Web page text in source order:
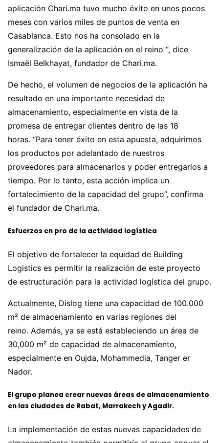
aplicación Chari.ma tuvo mucho éxito en unos pocos
meses con varios miles de puntos de venta en
Casablanca. Esto nos ha consolado en la
generalización de la aplicación en el reino “, dice
Ismaël Belkhayat, fundador de Chari.ma.
De hecho, el volumen de negocios de la aplicación ha
resultado en una importante necesidad de
almacenamiento, especialmente en vista de la
promesa de entregar clientes dentro de las 18
horas. “Para tener éxito en esta apuesta, adquirimos
los productos por adelantado de nuestros
proveedores para almacenarlos y poder entregarlos a
tiempo. Por lo tanto, esta acción implica un
fortalecimiento de la capacidad del grupo”, confirma
el fundador de Chari.ma.
Esfuerzos en pro de la actividad logística
El objetivo de fortalecer la equidad de Building
Logistics es permitir la realización de este proyecto
de estructuración para la actividad logística del grupo.
Actualmente, Dislog tiene una capacidad de 100.000
m² de almacenamiento en varias regiones del
reino. Además, ya se está estableciendo un área de
30,000 m² de capacidad de almacenamiento,
especialmente en Oujda, Mohammedia, Tanger er
Nador.
El grupo planea crear nuevas áreas de almacenamiento
en las ciudades de Rabat, Marrakech y Agadir.
La implementación de estas nuevas capacidades de